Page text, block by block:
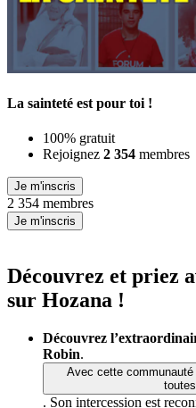
La sainteté est pour toi !
100% gratuit
Rejoignez 2 354 membres
Je m'inscris
2 354 membres
Je m'inscris
Découvrez et priez
sur Hozana !
Découvrez
Robin.
Avec cette
. Son intercession est